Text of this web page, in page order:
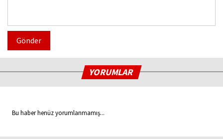
Gönder
YORUMLAR
Bu haber henüz yorumlanmamış...